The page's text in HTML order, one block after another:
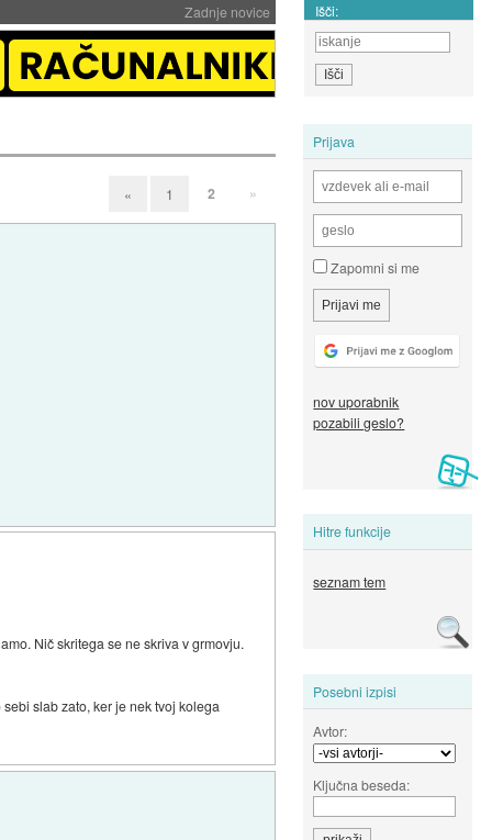
Zadnje novice Išči:
Prijava
Zapomni si me
nov uporabnik
pozabili geslo?
Hitre funkcije
seznam tem
Posebni izpisi
Avtor:
Ključna beseda:
« 1 2 »
Nič skritega se ne skriva v grmovju.
slab zato, ker je nek tvoj kolega